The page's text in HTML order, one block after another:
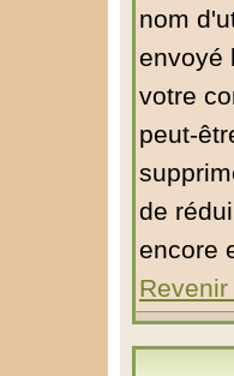
nom
envoyé
votre
peut-
de
encore